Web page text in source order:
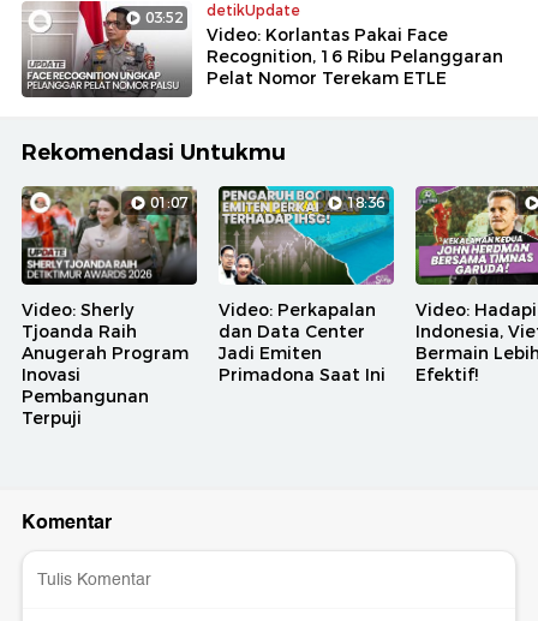
03:52 detikUpdate
Video: Korlantas Pakai Face
Recognition, 16 Ribu Pelanggaran
Pelat Nomor Terekam ETLE
Rekomendasi Untukmu
01:07
Video: Sherly
Tjoanda Raih
Anugerah Program
Inovasi
Pembangunan
Terpuji
18:36
Video: Perkapalan
dan Data Center
Jadi Emiten
Primadona Saat Ini
Video: Hadapi
Indonesia,
Bermain
Efektif!